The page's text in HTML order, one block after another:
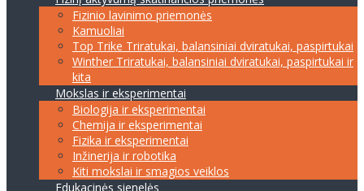
Fizinio lavinimo priemonės
Kamuoliai
Top Trike Triratukai, balansiniai dviratukai, paspirtukai
Winther Triratukai, balansiniai dviratukai, paspirtukai ir
kita
Mokslas ir eksperimentai
Biologija ir eksperimentai
Chemija ir eksperimentai
Fizika ir eksperimentai
Inžinerija ir robotika
Kiti mokslai ir smagios veiklos
Edukacinės sienelės